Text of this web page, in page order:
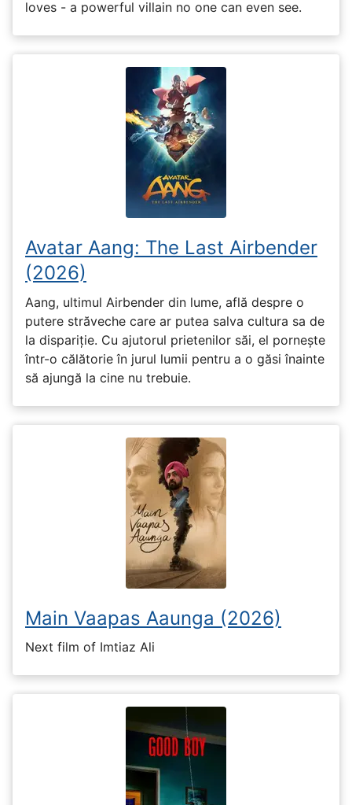
loves - a powerful villain no one can even see.
Avatar Aang: The Last Airbender
(2026)
Aang, ultimul Airbender din lume, află despre o
putere străveche care ar putea salva cultura sa de
la dispariție. Cu ajutorul prietenilor săi, el pornește
într-o călătorie în jurul lumii pentru a o găsi înainte
să ajungă la cine nu trebuie.
Main Vaapas Aaunga (2026)
Next film of Imtiaz Ali